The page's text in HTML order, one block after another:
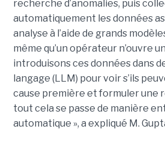
recherche d’anomalies, puis
automatiquement les données
analyse à l’aide de grands
même qu’un opérateur n’ouvre
introduisons ces données dans
langage (LLM) pour voir s’ils
cause première et formuler une
tout cela se passe de manière
automatique », a expliqué M.